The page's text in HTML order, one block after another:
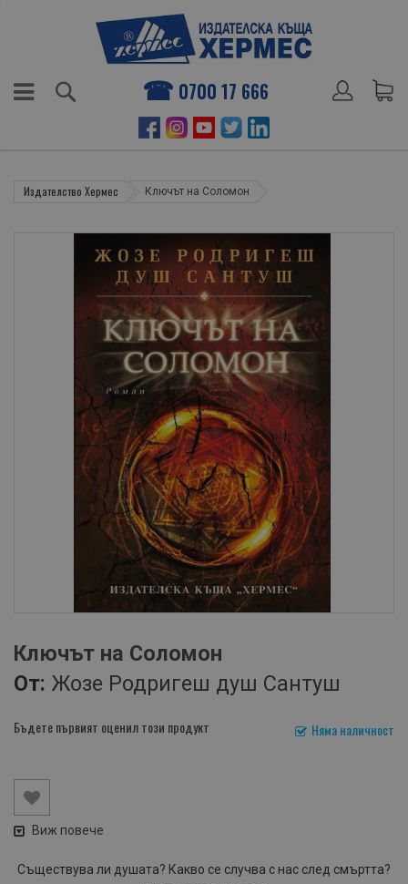
0700 17 666
Издателство Хермес Ключът на Соломон
Ключът на Соломон
От: Жозе Родригеш душ Сантуш
Няма наличност
Бъдете първият оценил този продукт
Виж повече
Съществува ли душата? Какво се случва с нас след смъртта?